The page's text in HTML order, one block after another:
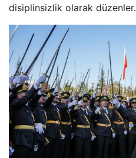
disiplinsizlik olarak düzenler.